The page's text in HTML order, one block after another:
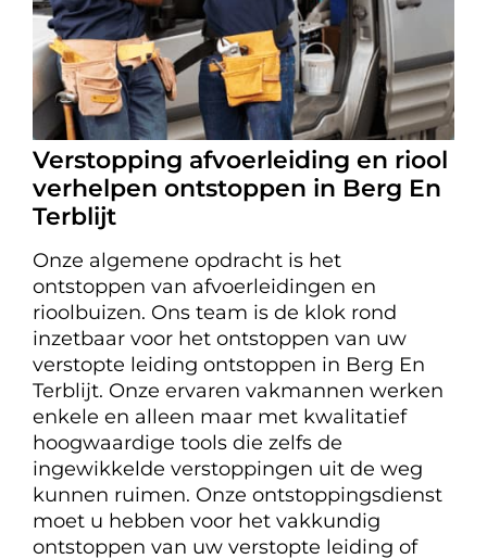
Verstopping afvoerleiding en riool
verhelpen ontstoppen in Berg En
Terblijt
Onze algemene opdracht is het
ontstoppen van afvoerleidingen en
rioolbuizen. Ons team is de klok rond
inzetbaar voor het ontstoppen van uw
verstopte leiding ontstoppen in Berg En
Terblijt. Onze ervaren vakmannen werken
enkele en alleen maar met kwalitatief
hoogwaardige tools die zelfs de
ingewikkelde verstoppingen uit de weg
kunnen ruimen. Onze ontstoppingsdienst
moet u hebben voor het vakkundig
ontstoppen van uw verstopte leiding of